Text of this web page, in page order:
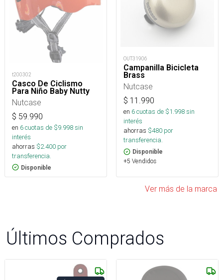
t200302
Casco De Ciclismo
Para Niño Baby Nutty
Nutcase
$ 59.990
en 6cuotas de $9.998sin
interés
ahorras $2.400 por
transferencia.
Disponible
OUT31906
Campanilla Bicicleta
Brass
Nutcase
$ 11.990
en 6cuotas de $1.998sin
interés
ahorras $480 por
transferencia.
Disponible
+5 Vendidos
Ver más de la marca
Últimos Comprados